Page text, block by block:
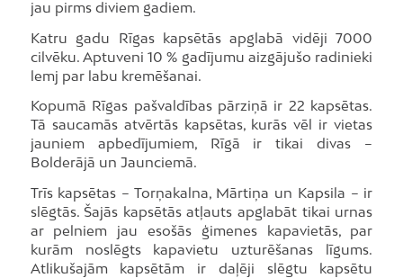
jau pirms diviem gadiem.
Katru gadu Rīgas kapsētās apglabā vidēji 7000
cilvēku. Aptuveni 10 % gadījumu aizgājušo radinieki
lemj par labu kremēšanai.
Kopumā Rīgas pašvaldības pārziņā ir 22 kapsētas.
Tā saucamās atvērtās kapsētas, kurās vēl ir vietas
jauniem apbedījumiem, Rīgā ir tikai divas –
Bolderājā un Jaunciemā.
Trīs kapsētas – Torņakalna, Mārtiņa un Kapsila – ir
slēgtās. Šajās kapsētās atļauts apglabāt tikai urnas
ar pelniem jau esošās ģimenes kapavietās, par
kurām noslēgts kapavietu uzturēšanas līgums.
Atlikušajām kapsētām ir daļēji slēgtu kapsētu